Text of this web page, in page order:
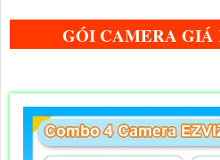
GÓI CAMERA GIÁ